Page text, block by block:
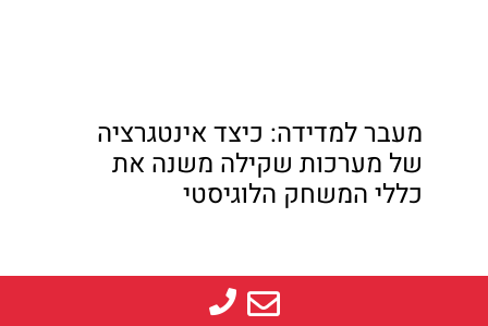
מעבר למדידה: כיצד אינטגרציה
של מערכות שקילה משנה את
כללי המשחק הלוגיסטי